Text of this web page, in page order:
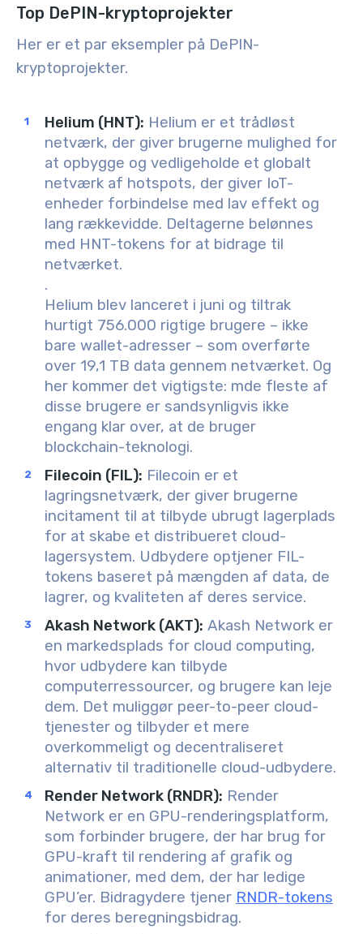
Top DePIN-kryptoprojekter
Her er et par eksempler på DePIN-
kryptoprojekter.
Helium (HNT): Helium er et trådløst
netværk, der giver brugerne mulighed for
at opbygge og vedligeholde et globalt
netværk af hotspots, der giver IoT-
enheder forbindelse med lav effekt og
lang rækkevidde. Deltagerne belønnes
med HNT-tokens for at bidrage til
netværket.
.
Helium blev lanceret i juni og tiltrak
hurtigt 756.000 rigtige brugere – ikke
bare wallet-adresser – som overførte
over 19,1 TB data gennem netværket. Og
her kommer det vigtigste: mde fleste af
disse brugere er sandsynligvis ikke
engang klar over, at de bruger
blockchain-teknologi.
Filecoin (FIL): Filecoin er et
lagringsnetværk, der giver brugerne
incitament til at tilbyde ubrugt lagerplads
for at skabe et distribueret cloud-
lagersystem. Udbydere optjener FIL-
tokens baseret på mængden af data, de
lagrer, og kvaliteten af deres service.
Akash Network (AKT): Akash Network er
en markedsplads for cloud computing,
hvor udbydere kan tilbyde
computerressourcer, og brugere kan leje
dem. Det muliggør peer-to-peer cloud-
tjenester og tilbyder et mere
overkommeligt og decentraliseret
alternativ til traditionelle cloud-udbydere.
Render Network (RNDR): Render
Network er en GPU-renderingsplatform,
som forbinder brugere, der har brug for
GPU-kraft til rendering af grafik og
animationer, med dem, der har ledige
GPU’er. Bidragydere tjener RNDR-tokens
for deres beregningsbidrag.